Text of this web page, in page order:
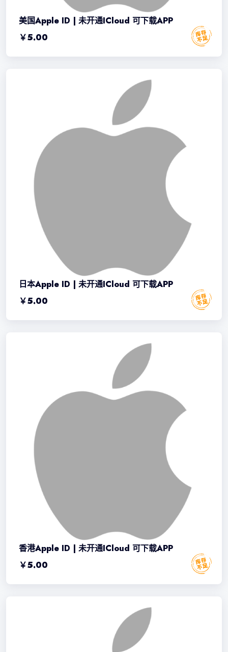
美国Apple ID | 未开通iCloud 可下载APP
￥5.00
日本Apple ID | 未开通iCloud 可下载APP
￥5.00
香港Apple ID | 未开通iCloud 可下载APP
￥5.00